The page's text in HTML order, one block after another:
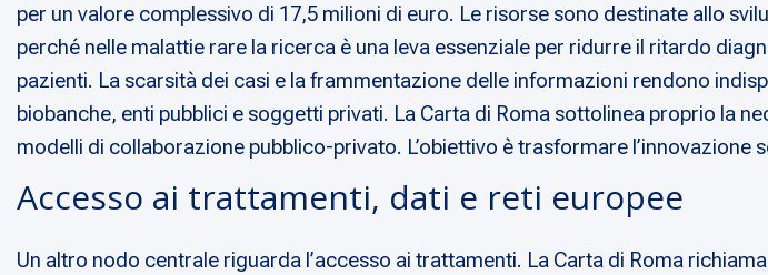
per un valore complessivo di 17,5 milioni di euro. Le risorse sono destinate allo
perché nelle malattie rare la ricerca è una leva essenziale per ridurre il ritardo
pazienti. La scarsità dei casi e la frammentazione delle informazioni rendono
biobanche, enti pubblici e soggetti privati. La Carta di Roma sottolinea proprio la
modelli di collaborazione pubblico-privato. L’obiettivo è trasformare l’innovazione
Accesso ai trattamenti, dati e reti europee
Un altro nodo centrale riguarda l’accesso ai trattamenti. La Carta di Roma